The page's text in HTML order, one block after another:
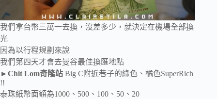
我們拿台幣三萬一去換，沒差多少，就決定在機場全部換
光
因為以行程規劃來說
我們第四天才會去曼谷最佳換匯地點
►Chit Lom奇隆站 Big C附近巷子的綠色、橘色SuperRich
!!
泰珠紙幣面額為1000、500、100、50、20